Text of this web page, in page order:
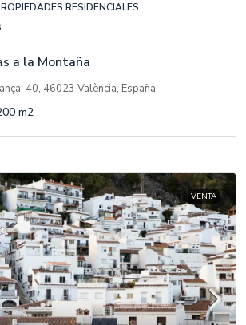
RESIDENCIALES
a la Montaña
40, 46023 València, España
m2
VENTA